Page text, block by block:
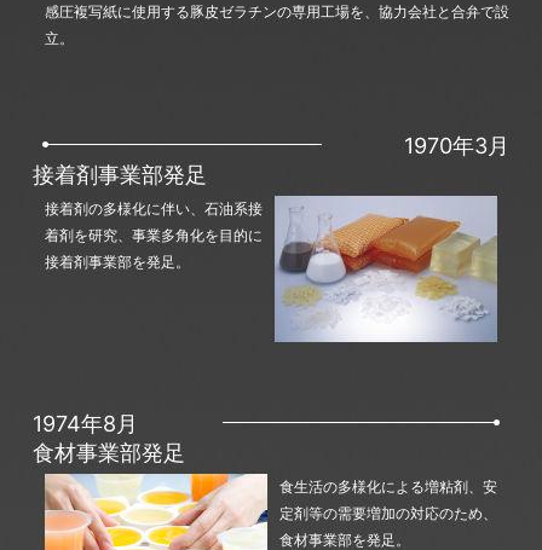
感圧複写紙に使用する豚皮ゼラチンの専用工場を、協力会社と合弁で設
立。
1970年3月
接着剤事業部発足
接着剤の多様化に伴い、石油系接
着剤を研究、事業多角化を目的に
接着剤事業部を発足。
1974年8月
食材事業部発足
食生活の多様化による増粘剤、安
定剤等の需要増加の対応のため、
食材事業部を発足。